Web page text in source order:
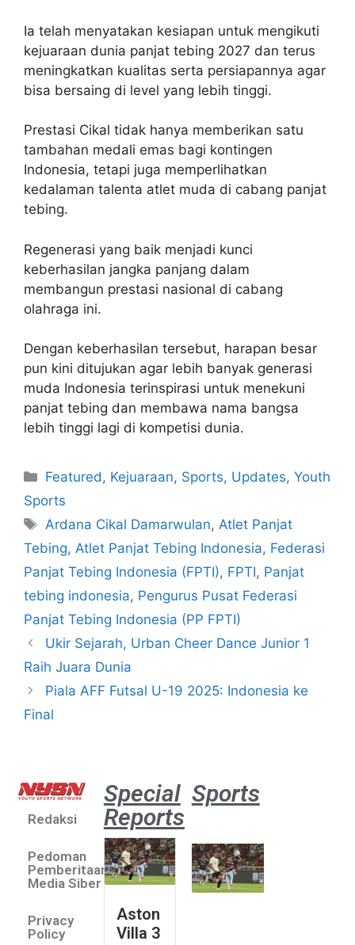
Ia telah menyatakan kesiapan untuk mengikuti
kejuaraan dunia panjat tebing 2027 dan terus
meningkatkan kualitas serta persiapannya agar
bisa bersaing di level yang lebih tinggi.
Prestasi Cikal tidak hanya memberikan satu
tambahan medali emas bagi kontingen
Indonesia, tetapi juga memperlihatkan
kedalaman talenta atlet muda di cabang panjat
tebing.
Regenerasi yang baik menjadi kunci
keberhasilan jangka panjang dalam
membangun prestasi nasional di cabang
olahraga ini.
Dengan keberhasilan tersebut, harapan besar
pun kini ditujukan agar lebih banyak generasi
muda Indonesia terinspirasi untuk menekuni
panjat tebing dan membawa nama bangsa
lebih tinggi lagi di kompetisi dunia.
Featured, Kejuaraan, Sports, Updates,Youth
Sports
Ardana Cikal Damarwulan,Atlet Panjat
Tebing, Atlet Panjat Tebing Indonesia, Federasi
Panjat Tebing Indonesia (FPTI), FPTI, Panjat
tebing indonesia, Pengurus Pusat Federasi
Panjat Tebing Indonesia (PP FPTI)
Ukir Sejarah, Urban Cheer Dance Junior 1
Raih Juara Dunia
Piala AFF Futsal U-19 2025: Indonesia ke
Final
Redaksi
Pedoman
Pemberitaan
Media Siber
Privacy
Policy
Special
Reports
Aston
Villa 3
Sports